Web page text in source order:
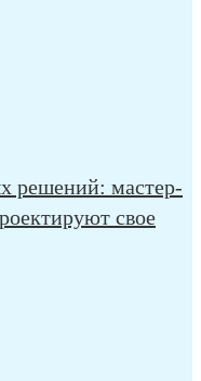
решений: мастер-
свое